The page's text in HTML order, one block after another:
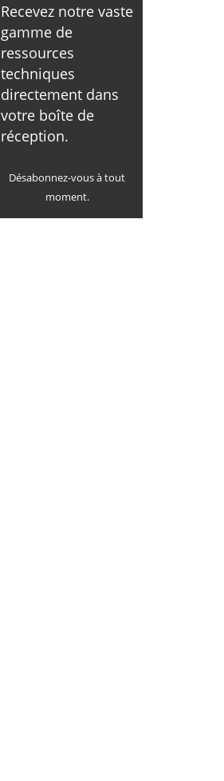
Recevez notre vaste
gamme de
ressources
techniques
directement dans
votre boîte de
réception.
Désabonnez-vous à tout
moment.